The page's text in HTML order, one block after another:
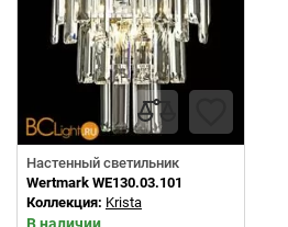
Настенный светильник
Wertmark WE130.03.101
Коллекция: Krista